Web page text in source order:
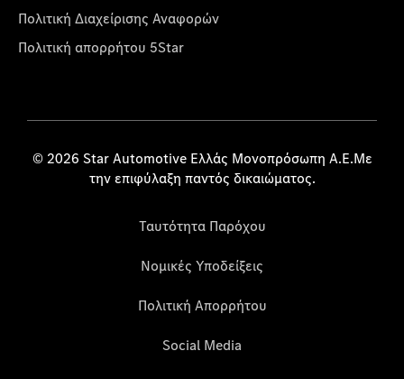
Πολιτική Διαχείρισης Αναφορών
Πολιτική απορρήτου 5Star
© 2026 Star Automotive Ελλάς Μονοπρόσωπη Α.Ε.Με
την επιφύλαξη παντός δικαιώματος.
Ταυτότητα Παρόχου
Νομικές Υποδείξεις
Πολιτική Απορρήτου
Social Media